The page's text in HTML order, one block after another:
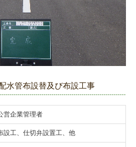
水管布設替及び布設工事
営企業管理者
設工、仕切弁設置工、他